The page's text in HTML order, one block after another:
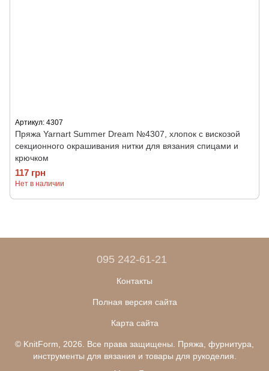
Артикул: 4307
Пряжа Yarnart Summer Dream №4307, хлопок с вискозой
секционного окрашивания нитки для вязания спицами и
крючком
117 грн
Нет в наличии
095 242-61-21
Контакты
Полная версия сайта
Карта сайта
© KnitForm, 2026. Все права защищены. Пряжа, фурнитура,
инструменты для вязания и товары для рукоделия.